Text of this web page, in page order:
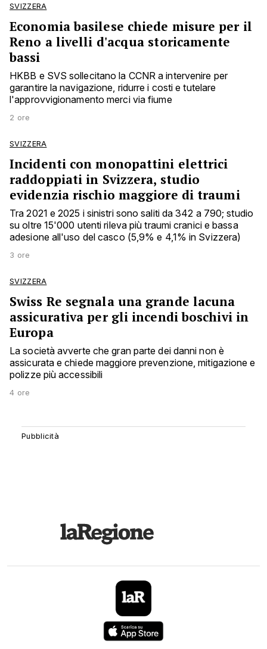
SVIZZERA
Economia basilese chiede misure per il
Reno a livelli d'acqua storicamente
bassi
HKBB e SVS sollecitano la CCNR a intervenire per
garantire la navigazione, ridurre i costi e tutelare
l'approvvigionamento merci via fiume
2 ore
SVIZZERA
Incidenti con monopattini elettrici
raddoppiati in Svizzera, studio
evidenzia rischio maggiore di traumi
Tra 2021 e 2025 i sinistri sono saliti da 342 a 790; studio
su oltre 15'000 utenti rileva più traumi cranici e bassa
adesione all'uso del casco (5,9% e 4,1% in Svizzera)
3 ore
SVIZZERA
Swiss Re segnala una grande lacuna
assicurativa per gli incendi boschivi in
Europa
La società avverte che gran parte dei danni non è
assicurata e chiede maggiore prevenzione, mitigazione e
polizze più accessibili
4 ore